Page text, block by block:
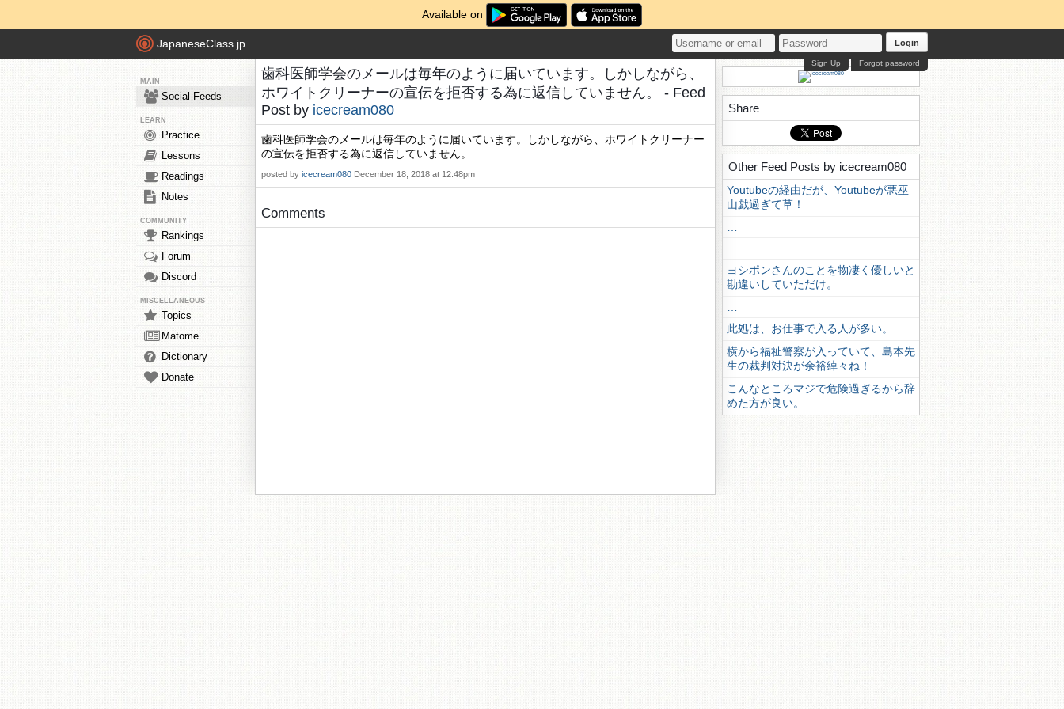
Available on
JapaneseClass.jp Login
Forgot password
Sign Up
MAIN
Social Feeds
LEARN
Practice
Lessons
Readings
Notes
COMMUNITY
Rankings
Forum
Discord
MISCELLANEOUS
Topics
Matome
Dictionary
Donate
歯科医師学会のメールは毎年のように届いています。しかしながら、
ホワイトクリーナーの宣伝を拒否する為に返信していません。 - Feed
Post by icecream080
歯科医師学会のメールは毎年のように届いています。しかしながら、ホワイトクリーナー
の宣伝を拒否する為に返信していません。
posted by icecream080 December 18, 2018 at 12:48pm
Comments
Share
Other Feed Posts by icecream080
Youtubeの経由だが、Youtubeが悪巫
山戯過ぎて草！
ヨシポンさんのことを物凄く優しいと
勘違いしていただけ。
此処は、お仕事で入る人が多い。
横から福祉警察が入っていて、島本先
生の裁判対決が余裕綽々ね！
こんなところマジで危険過ぎるから辞
めた方が良い。